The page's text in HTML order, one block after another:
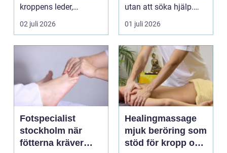
kroppens leder,
muskler och
nervsyste...
02 juli 2026
utan att söka hjälp.
Andra har ...
01 juli 2026
Fotspecialist
stockholm när
fötterna kräver
Healingmassage
mjuk beröring som
stöd för kropp och